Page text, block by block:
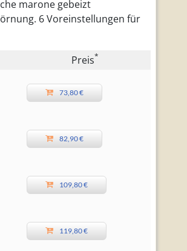
marone gebeizt
6 Voreinstellungen für
Preis*
73,80 €
82,90 €
109,80 €
119,80 €